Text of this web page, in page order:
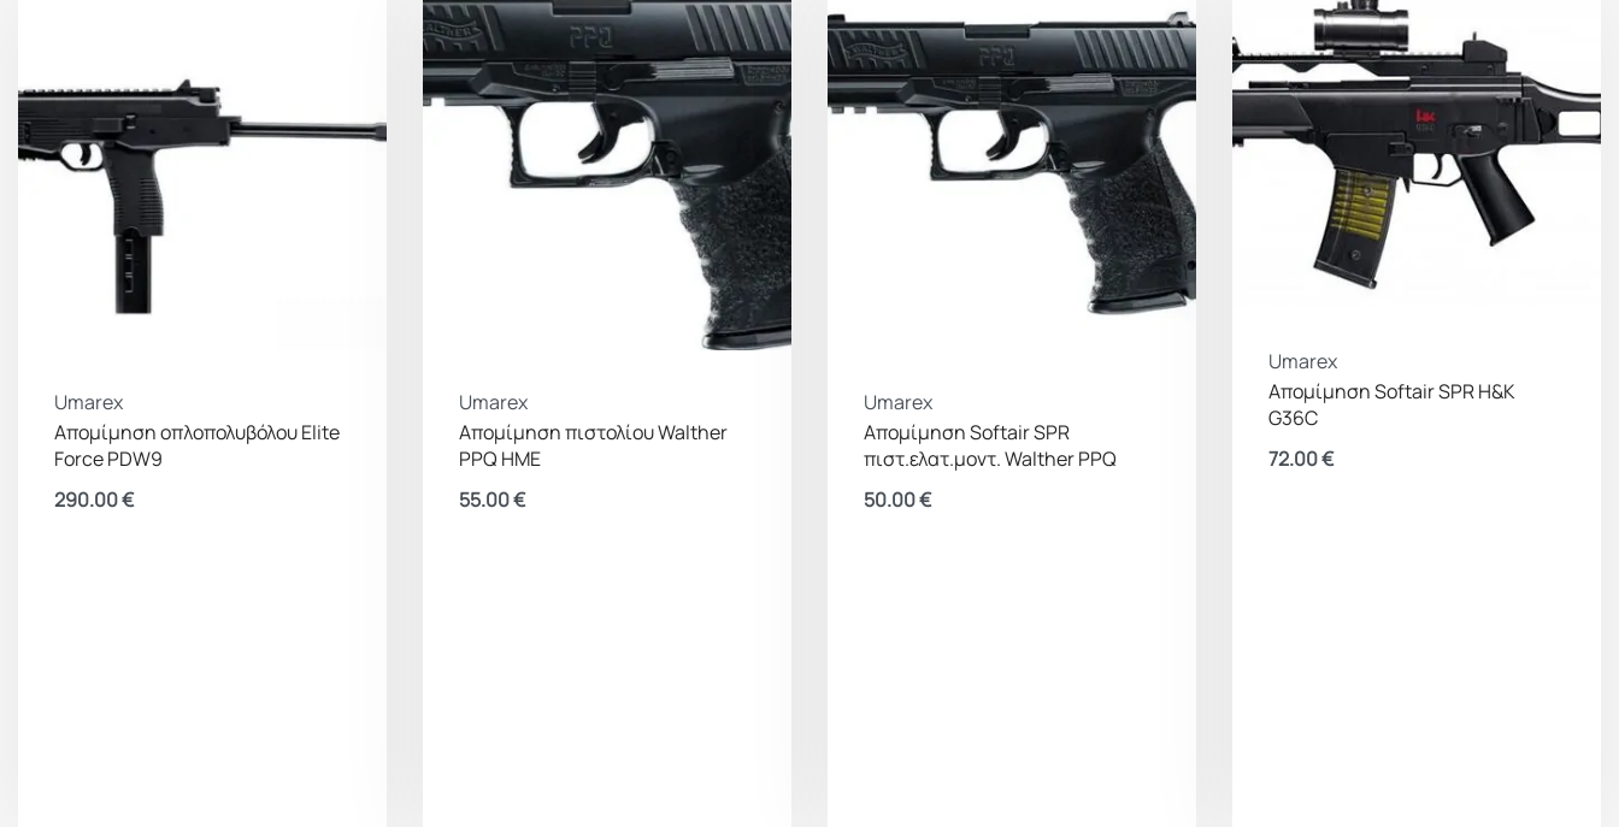
⚠️Σημείωση:Πρόκειται για ρέπλικα και όχι αληθινό όπλο. Να
χρησιμοποιείται σε κατάλληλους χώρους, με χρήση προστατευτικών
γυαλιών και σύμφωνα με την τοπική νομοθεσία.
Umarex
Απομίμηση οπλοπολυβόλου Elite
Force PDW9
290.00€
Umarex
Απομίμηση πιστολίου Walther
PPQ HME
55.00€
Umarex
Απομίμηση Softair SPR
πιστ.ελατ.μοντ. Walther PPQ
50.00€
Umarex
Απομίμηση Softair SPR H&Κ
G36C
72.00€